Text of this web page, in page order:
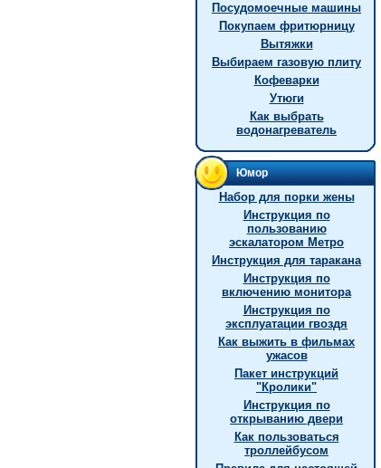
Посудомоечные машины
Покупаем фритюрницу
Вытяжки
Выбираем газовую плиту
Кофеварки
Утюги
Как выбрать
водонагреватель
Юмор
Hабор для порки жены
Инструкция по
пользованию
эскалатором Метро
Инструкция для таракана
Инструкция по
включению монитора
Инструкция по
эксплуатации гвоздя
Как выжить в фильмах
ужасов
Пакет инструкций
"Кролики"
Инструкция по
открыванию двери
Как пользоваться
троллейбусом